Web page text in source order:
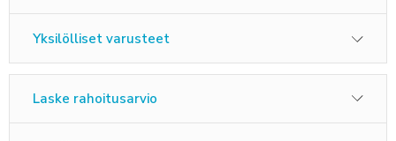
Yksilölliset varusteet
Laske rahoitusarvio